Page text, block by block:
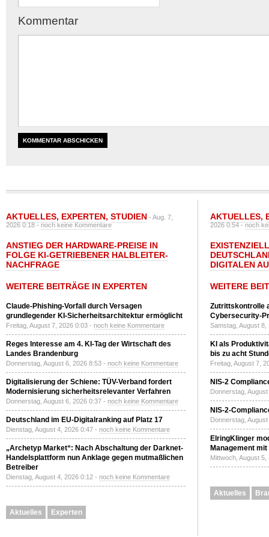
Kommentar
AKTUELLES, EXPERTEN, STUDIEN - Aug. 7,
2026 0:18 -noch keine Kommentare
ANSTIEG DER HARDWARE-PREISE IN
FOLGE KI-GETRIEBENER HALBLEITER-
NACHFRAGE
WEITERE BEITRÄGE IN EXPERTEN
Claude-Phishing-Vorfall durch Versagen
grundlegender KI-Sicherheitsarchitektur ermöglicht
Freitag, August 7, 2026 0:03 - noch keine Kommentare
Reges Interesse am 4. KI-Tag der Wirtschaft des
Landes Brandenburg
Donnerstag, August 6, 2026 8:53 - noch keine Kommentare
Digitalisierung der Schiene: TÜV-Verband fordert
Modernisierung sicherheitsrelevanter Verfahren
Donnerstag, August 6, 2026 0:37 - noch keine Kommentare
Deutschland im EU-Digitalranking auf Platz 17
Dienstag, August 4, 2026 0:47 - noch keine Kommentare
„Archetyp Market“: Nach Abschaltung der Darknet-
Handelsplattform nun Anklage gegen mutmaßlichen
Betreiber
Dienstag, August 4, 2026 0:12 - noch keine Kommentare
Aktuelles Experten
AKTUELLES,
2026 0:54 -noch
DIGITALEN
WEITERE
Zutrittskontrolle
Cybersecurity-
Samstag, August
KI als
bis zu acht
Freitag, August 7,
NIS-2
Donnerstag,
NIS-2-
Donnerstag,
ElringKlinger
Management
Mittwoch, August
Aktuelles